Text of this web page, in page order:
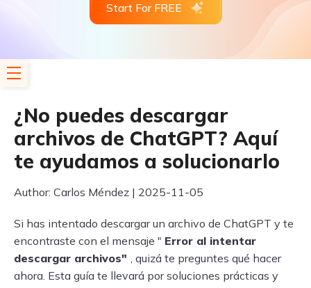
Start For FREE
¿No puedes descargar
archivos de ChatGPT? Aquí
te ayudamos a solucionarlo
Author: Carlos Méndez | 2025-11-05
Si has intentado descargar un archivo de ChatGPT y te
encontraste con el mensaje " Error al intentar
descargar archivos" , quizá te preguntes qué hacer
ahora. Esta guía te llevará por soluciones prácticas y